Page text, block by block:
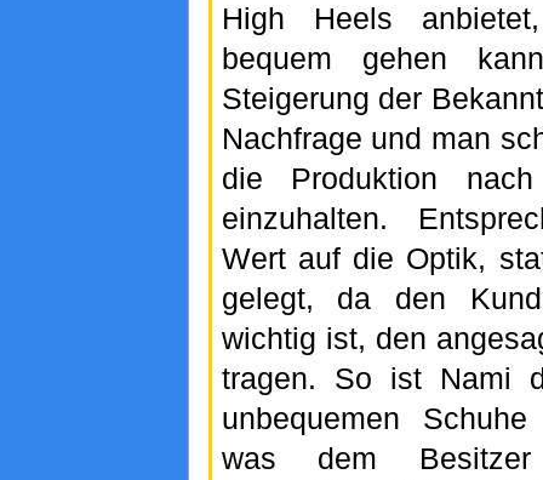
High Heels
bequem gehen
Steigerung der
Nachfrage und man
die Produktion
einzuhalten.
Wert auf die Optik,
gelegt, da den
wichtig ist, den
tragen. So ist Nami
unbequemen
was dem